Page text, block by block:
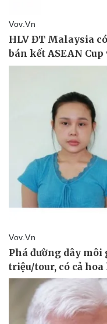
Lịch thi đấu bóng đá
Thế giới thể thao
eSports
Hậu trường